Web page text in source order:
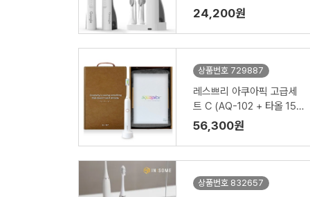
24,200원
상품번호 729887
레스쁘리 아쿠아픽 고급세
트 C (AQ-102 + 타올 150
g)
56,300원
상품번호 832657